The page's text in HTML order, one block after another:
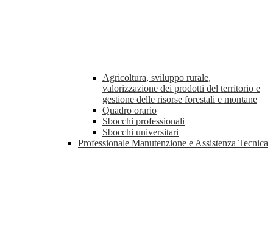
Agricoltura, sviluppo rurale,
valorizzazione dei prodotti del territorio e
gestione delle risorse forestali e montane
Quadro orario
Sbocchi professionali
Sbocchi universitari
Professionale Manutenzione e Assistenza Tecnica